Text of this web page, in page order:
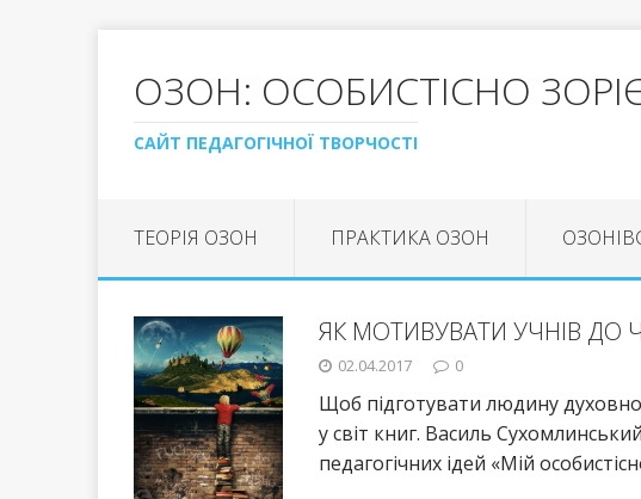
ОЗОН: ОСОБИСТІСНО
САЙТ ПЕДАГОГІЧНОЇ ТВОРЧОСТІ
ТЕОРІЯ ОЗОН ПРАКТИКА ОЗОН
ЯК МОТИВУВАТИ УЧНІВ ДО
02.04.2017 0
Щоб підготувати людину духовно
у світ книг. Василь
педагогічних ідей «Мій